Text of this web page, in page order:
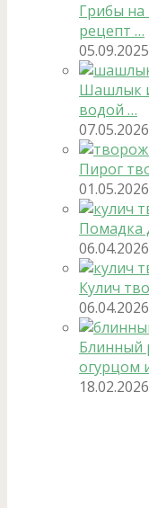
Грибы
рецепт …
05.09.2025
Шашлык
водой …
07.05.2026
Пирог
01.05.2026
Помадка
06.04.2026
Кулич
06.04.2026
Блинный
огурцом
18.02.2026